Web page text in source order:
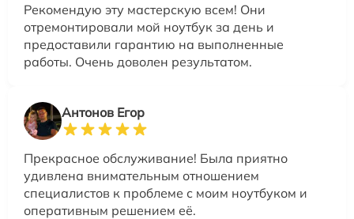
Рекомендую эту мастерскую всем! Они
отремонтировали мой ноутбук за день и
предоставили гарантию на выполненные
работы. Очень доволен результатом.
Антонов Егор
Прекрасное обслуживание! Была приятно
удивлена внимательным отношением
специалистов к проблеме с моим ноутбуком и
оперативным решением её.